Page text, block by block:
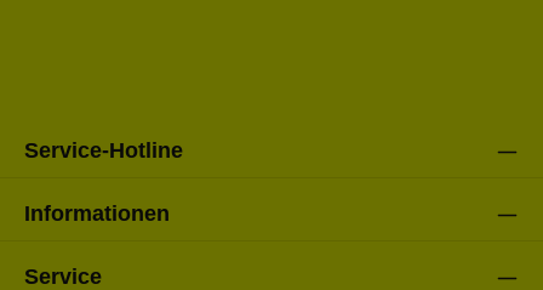
Service-Hotline
Informationen
Service